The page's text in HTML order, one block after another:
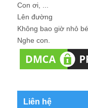
Con ơi, ...
Lên đường
Không bao giờ nhỏ
Nghe con.
Liên hệ